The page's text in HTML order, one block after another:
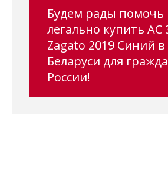
Будем рады помочь
легально купить AC
Zagato 2019 Синий в
Беларуси для
России!